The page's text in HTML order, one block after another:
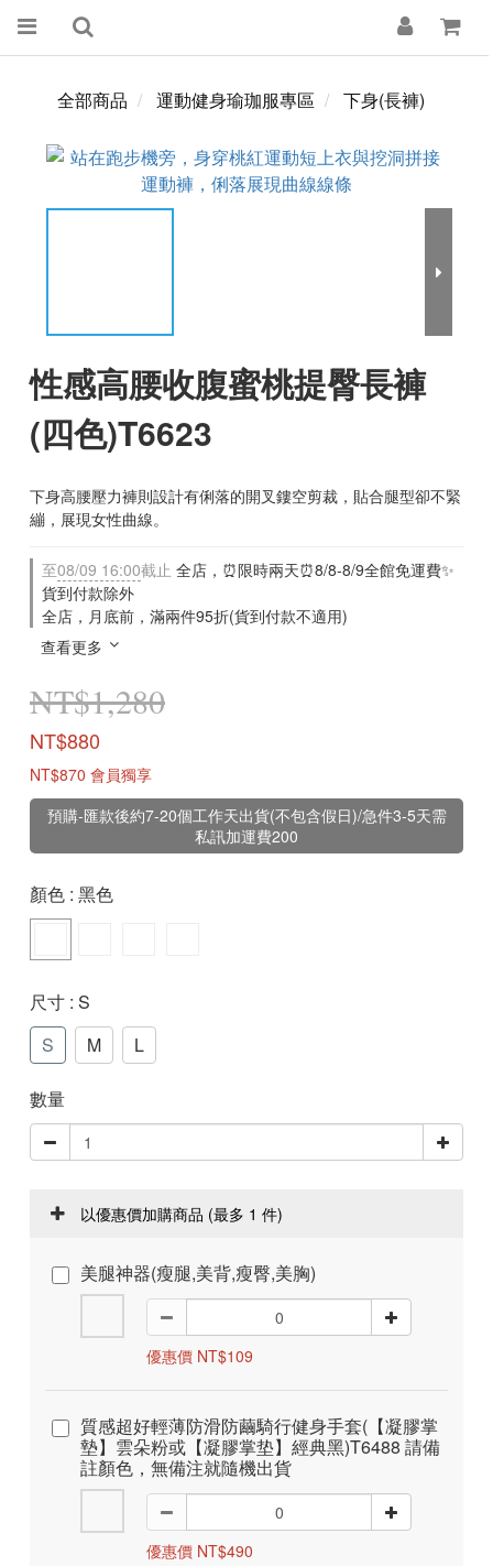
全部商品 運動健身瑜珈服專區 下身(長褲)
性感高腰收腹蜜桃提臀長褲
(四色)T6623
下身高腰壓力褲則設計有俐落的開叉鏤空剪裁，貼合腿型卻不緊
繃，展現女性曲線。
至08/09 16:00截止 全店，⏰限時兩天⏰8/8-8/9全館免運費✨
貨到付款除外
全店，月底前，滿兩件95折(貨到付款不適用)
查看更多
NT$1,280
NT$880
NT$870 會員獨享
預購-匯款後約7-20個工作天出貨(不包含假日)/急件3-5天需
私訊加運費200
顏色 : 黑色
尺寸 : S
S
M L
數量
以優惠價加購商品 (最多 1 件)
美腿神器(瘦腿,美背,瘦臀,美胸)
優惠價 NT$109
質感超好輕薄防滑防繭騎行健身手套(【凝膠掌
墊】雲朵粉或【凝膠掌垫】經典黑)T6488 請備
註顏色，無備注就隨機出貨
優惠價 NT$490